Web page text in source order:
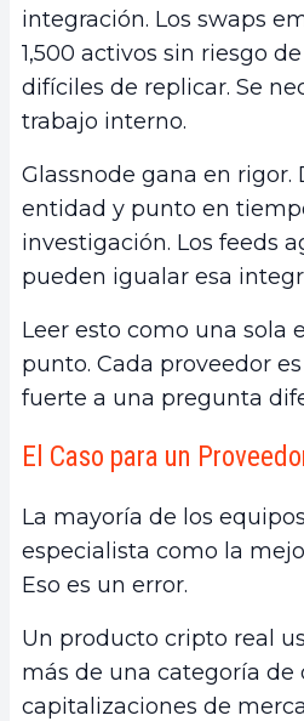
integración. Los swaps
1,500 activos sin riesgo
difíciles de replicar. Se
trabajo interno.
Glassnode gana en
entidad y punto en
investigación. Los feeds
pueden igualar esa
Leer esto como una sola
punto. Cada proveedor
fuerte a una pregunta
El Caso para un
La mayoría de los
especialista como la
Eso es un error.
Un producto cripto real
más de una categoría de
capitalizaciones de